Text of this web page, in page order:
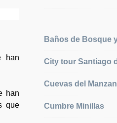
han
han
que
Baños de Bosque
City tour Santiago
Cuevas del
Cumbre Minillas